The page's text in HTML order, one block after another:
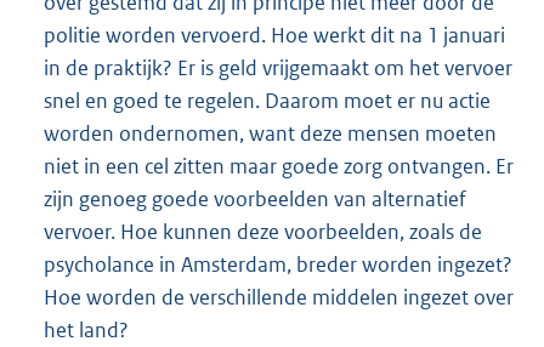
politie worden vervoerd. Hoe werkt dit na 1 januari
in de praktijk? Er is geld vrijgemaakt om het vervoer
snel en goed te regelen. Daarom moet er nu actie
worden ondernomen, want deze mensen moeten
niet in een cel zitten maar goede zorg ontvangen. Er
zijn genoeg goede voorbeelden van alternatief
vervoer. Hoe kunnen deze voorbeelden, zoals de
psycholance in Amsterdam, breder worden ingezet?
Hoe worden de verschillende middelen ingezet over
het land?